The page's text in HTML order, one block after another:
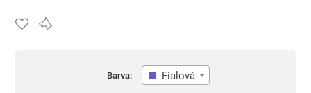
Barva: Fialová